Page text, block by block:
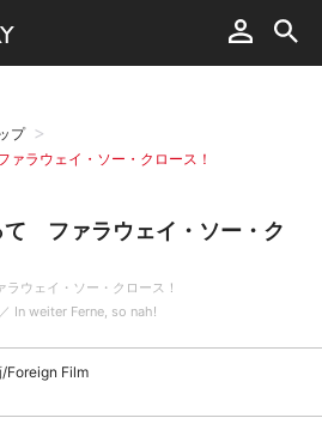
プ
ラウェイ・ソー・クロース！
て ファラウェイ・ソー・ク
ウェイ・ソー・クロース！
In weiter Ferne, so nah!
Foreign Film